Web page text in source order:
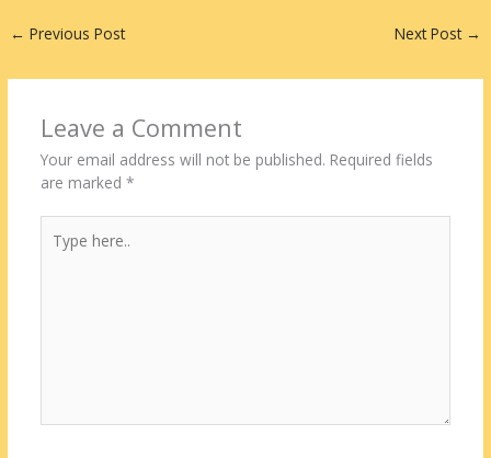
← Previous Post Next Post →
Leave a Comment
Your email address will not be published. Required fields
are marked *
here..